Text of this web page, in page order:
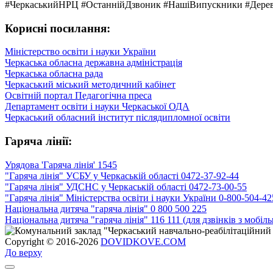
#ЧеркаськийНРЦ #ОстаннійДзвоник #НашіВипускники
Корисні посилання:
Міністерство освіти і науки України
Черкаська обласна державна адміністрація
Черкаська обласна рада
Черкаський міський методичний кабінет
Освітній портал Педагогічна преса
Департамент освіти і науки Черкаської ОДА
Черкаський обласний інститут післядипломної освіти
Гаряча лінії:
Урядова 'Гаряча лінія' 1545
"Гаряча лінія" УСБУ у Черкаській області 0472-37-92-44
"Гаряча лінія" УДСНС у Черкаській області 0472-73-00-55
"Гаряча лінія" Міністерства освіти і науки України 0-800-504-
Національна дитяча "гаряча лінія" 0 800 500 225
Національна дитяча "гаряча лінія" 116 111 (для дзвінків з
Copyright © 2016-2026 DOVIDKOVE.COM
До верху